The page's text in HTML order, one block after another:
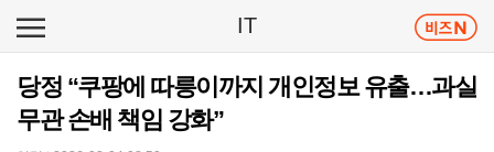
IT
당정 “쿠팡에 따릉이까지 개인정보 유출…과실
무관 손배 책임 강화”